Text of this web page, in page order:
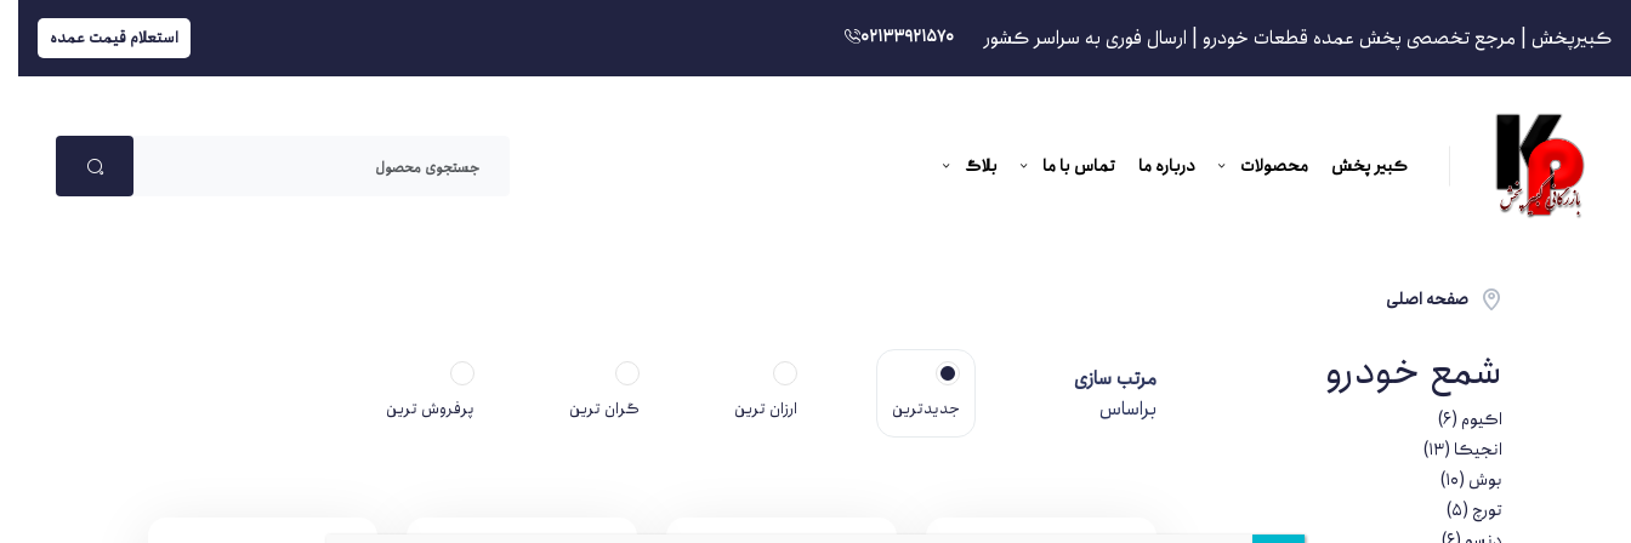
کبیرپخش | مرجع تخصصی پخش عمده قطعات خودرو | ارسال فوری به سراسر کشور 02133921570 استعلام قیمت عمده
کبیر پخش محصولات درباره ما تماس با ما بلاگ
صفحه اصلی
شمع خودرو
اکیوم (6)
انجیکا (13)
بوش (10)
تورچ (5)
مرتب سازی
براساس
جدیدترین ارزان ترین گران ترین پرفروش ترین